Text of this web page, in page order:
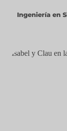
Ingeniería en